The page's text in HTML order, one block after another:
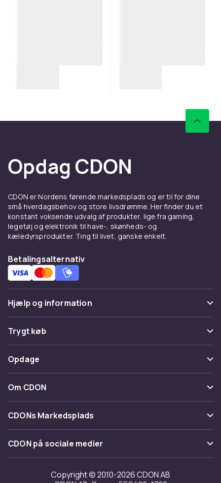
Opdag CDON
CDON er Nordens førende markedsplads og er til for dine
små hverdagsbehov og store livsdrømme. Her finder du et
konstant voksende udvalg af produkter, lige fra gaming,
legetøj og elektronik til have-, skønheds- og
kæledyrsprodukter. Ting til livet, ganske enkelt.
Betalingsalternativ
Hjælp og information
Ofte stillede spørgsmål
Spor pakke
Fortryd & returner her
Kontakt os
Trygt køb
Betaling
Levering
Tilbagekaldelser
Opdage
Kategorier
Maerke
Om CDON
Om os
Kundeanmeldelser
Arbejd på CDON
Investor relations
CDONs Markedsplads
Merchant Help Center
CDON på sociale medier
Copyright © 2010-2026 CDON AB